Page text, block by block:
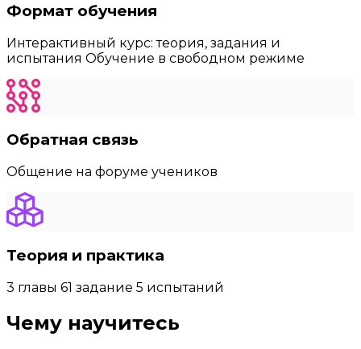
Формат обучения
Интерактивный курс: теория, задания и
испытания Обучение в свободном режиме
Обратная связь
Общение на форуме учеников
Теория и практика
3 главы 61 задание 5 испытаний
Чему научитесь